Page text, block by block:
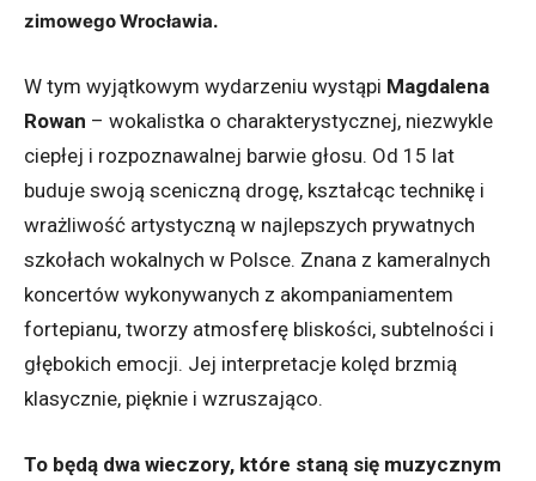
zimowego Wrocławia.
W tym wyjątkowym wydarzeniu wystąpi Magdalena
Rowan – wokalistka o charakterystycznej, niezwykle
ciepłej i rozpoznawalnej barwie głosu. Od 15 lat
buduje swoją sceniczną drogę, kształcąc technikę i
wrażliwość artystyczną w najlepszych prywatnych
szkołach wokalnych w Polsce. Znana z kameralnych
koncertów wykonywanych z akompaniamentem
fortepianu, tworzy atmosferę bliskości, subtelności i
głębokich emocji. Jej interpretacje kolęd brzmią
klasycznie, pięknie i wzruszająco.
To będą dwa wieczory, które staną się muzycznym